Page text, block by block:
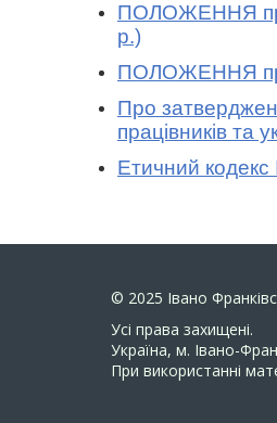
ПОЛОЖЕННЯ про
р.)
ПОЛОЖЕННЯ
Про
працівників та
Етичний
© 2025 Івано
Усi права захищенi.
Україна, м. Івано-
При використанні